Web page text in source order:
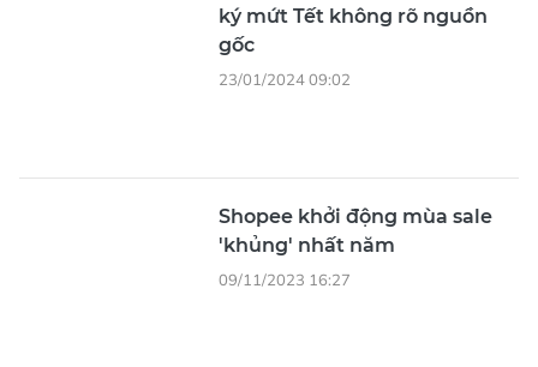
ký mứt Tết không rõ nguồn
gốc
23/01/2024 09:02
Shopee khởi động mùa sale
'khủng' nhất năm
09/11/2023 16:27